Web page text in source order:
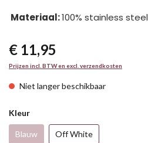
Materiaal:100% stainless steel
€ 11,95
Prijzen incl. BTW en excl. verzendkosten
Niet langer beschikbaar
Kleur
Blauw Off White